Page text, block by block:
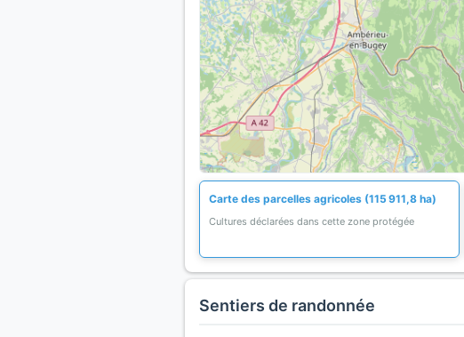
Carte des parcelles agricoles (115 911,8 ha)
Cultures déclarées dans cette zone protégée
Sentiers de randonnée